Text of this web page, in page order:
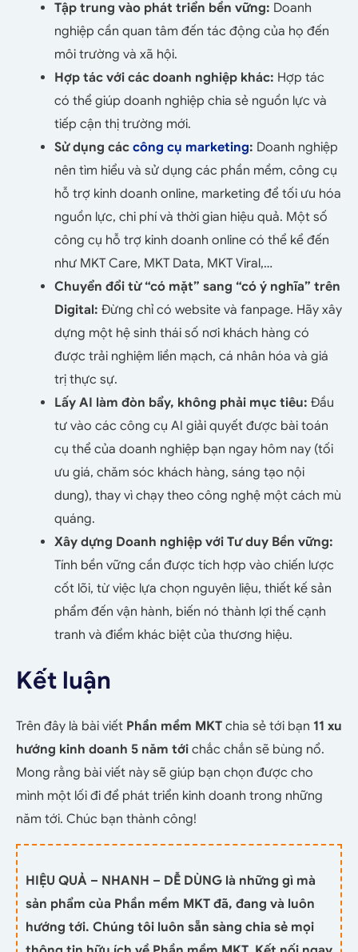
Tập trung vào phát triển bền vững: Doanh
nghiệp cần quan tâm đến tác động của họ đến
môi trường và xã hội.
Hợp tác với các doanh nghiệp khác: Hợp tác
có thể giúp doanh nghiệp chia sẻ nguồn lực và
tiếp cận thị trường mới.
Sử dụng các công cụ marketing: Doanh nghiệp
nên tìm hiểu và sử dụng các phần mềm, công cụ
hỗ trợ kinh doanh online, marketing để tối ưu hóa
nguồn lực, chi phí và thời gian hiệu quả. Một số
công cụ hỗ trợ kinh doanh online có thể kể đến
như MKT Care, MKT Data, MKT Viral,…
Chuyển đổi từ “có mặt” sang “có ý nghĩa” trên
Digital: Đừng chỉ có website và fanpage. Hãy xây
dựng một hệ sinh thái số nơi khách hàng có
được trải nghiệm liền mạch, cá nhân hóa và giá
trị thực sự.
Lấy AI làm đòn bẩy, không phải mục tiêu: Đầu
tư vào các công cụ AI giải quyết được bài toán
cụ thể của doanh nghiệp bạn ngay hôm nay (tối
ưu giá, chăm sóc khách hàng, sáng tạo nội
dung), thay vì chạy theo công nghệ một cách mù
quáng.
Xây dựng Doanh nghiệp với Tư duy Bền vững:
Tính bền vững cần được tích hợp vào chiến lược
cốt lõi, từ việc lựa chọn nguyên liệu, thiết kế sản
phẩm đến vận hành, biến nó thành lợi thế cạnh
tranh và điểm khác biệt của thương hiệu.
Kết luận
Trên đây là bài viết Phần mềm MKT chia sẻ tới bạn 11 xu
hướng kinh doanh 5 năm tới chắc chắn sẽ bùng nổ.
Mong rằng bài viết này sẽ giúp bạn chọn được cho
mình một lối đi để phát triển kinh doanh trong những
năm tới. Chúc bạn thành công!
HIỆU QUẢ – NHANH – DỄ DÙNG là những gì mà
sản phẩm của Phần mềm MKT đã, đang và luôn
hướng tới. Chúng tôi luôn sẵn sàng chia sẻ mọi